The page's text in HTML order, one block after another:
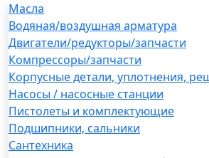
Масла
Водяная/воздушная арматура
Двигатели/редукторы/запчасти
Компрессоры/запчасти
Корпусные детали, уплотнения,
Насосы / насосные станции
Пистолеты и комплектующие
Подшипники, сальники
Сантехника